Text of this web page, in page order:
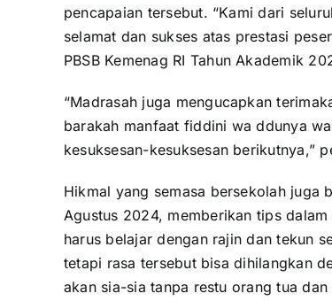
pencapaian tersebut. “Kami dari
selamat dan sukses atas prestasi
PBSB Kemenag RI Tahun Akademik
“Madrasah juga mengucapkan
barakah manfaat fiddini wa ddunya
kesuksesan-kesuksesan berikutnya,”
Hikmal yang semasa bersekolah juga
Agustus 2024, memberikan tips
harus belajar dengan rajin dan tekun
tetapi rasa tersebut bisa dihilangkan
akan sia-sia tanpa restu orang tua